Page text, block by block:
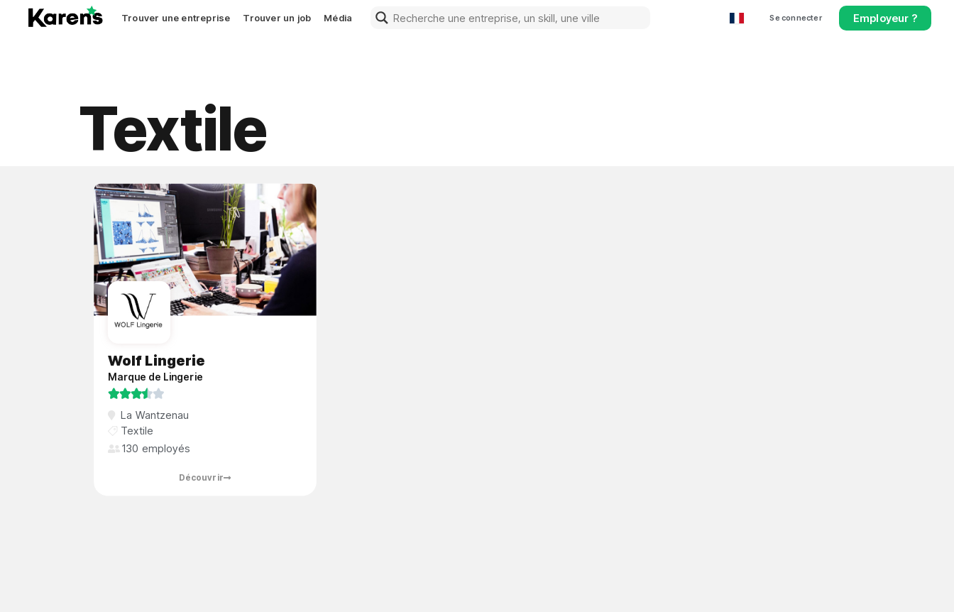
Trouver une entreprise Trouver un job Média Se connecter Employeur ?
Textile
Wolf Lingerie
Marque de Lingerie

La Wantzenau
Textile
130 employés
Découvrir